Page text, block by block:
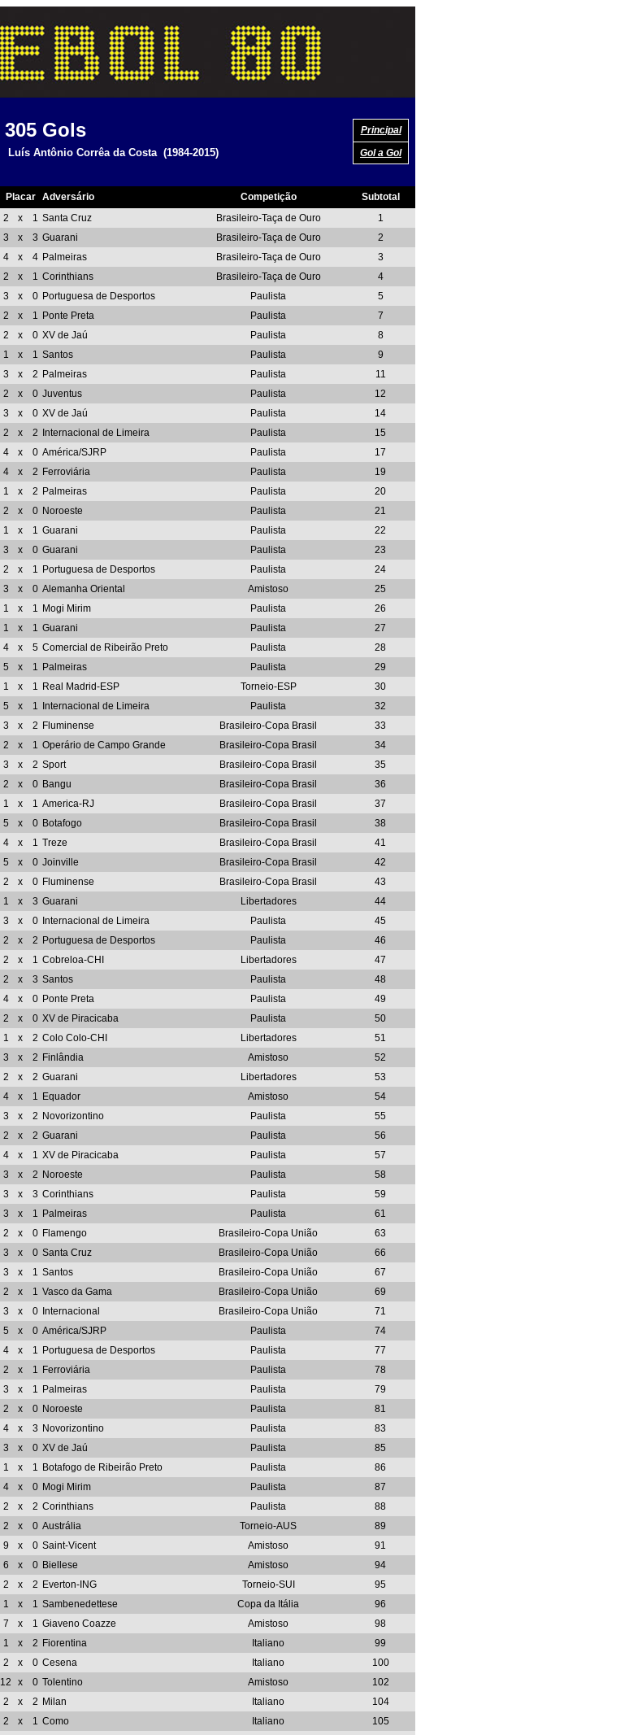
305 Gols Principal
Luís Antônio Corrêa da Costa (1984-2015) Gol a Gol
Placar Adversário Competição
Subtotal
2 x 1 Santa Cruz Brasileiro-Taça de Ouro
1
3 x 3 Guarani Brasileiro-Taça de Ouro
2
4 x 4 Palmeiras Brasileiro-Taça de Ouro
3
2 x 1 Corinthians Brasileiro-Taça de Ouro
4
3 x 0 Portuguesa de Desportos Paulista
5
2 x 1 Ponte Preta Paulista
7
2 x 0 XV de Jaú Paulista
8
1 x 1 Santos Paulista
9
3 x 2 Palmeiras Paulista
11
2 x 0 Juventus Paulista
12
3 x 0 XV de Jaú Paulista
14
2 x 2 Internacional de Limeira Paulista
15
4 x 0 América/SJRP Paulista
17
4 x 2 Ferroviária Paulista
19
1 x 2 Palmeiras Paulista
20
2 x 0 Noroeste Paulista
21
1 x 1 Guarani Paulista
22
3 x 0 Guarani Paulista
23
2 x 1 Portuguesa de Desportos Paulista
24
3 x 0 Alemanha Oriental Amistoso
25
1 x 1 Mogi Mirim Paulista
26
1 x 1 Guarani Paulista
27
4 x 5 Comercial de Ribeirão Preto Paulista
28
5 x 1 Palmeiras Paulista
29
1 x 1 Real Madrid-ESP Torneio-ESP
30
5 x 1 Internacional de Limeira Paulista
32
3 x 2 Fluminense Brasileiro-Copa Brasil
33
2 x 1 Operário de Campo Grande Brasileiro-Copa Brasil
34
3 x 2 Sport Brasileiro-Copa Brasil
35
2 x 0 Bangu Brasileiro-Copa Brasil
36
1 x 1 America-RJ Brasileiro-Copa Brasil
37
5 x 0 Botafogo Brasileiro-Copa Brasil
38
4 x 1 Treze Brasileiro-Copa Brasil
41
5 x 0 Joinville Brasileiro-Copa Brasil
42
2 x 0 Fluminense Brasileiro-Copa Brasil
43
1 x 3 Guarani Libertadores
44
3 x 0 Internacional de Limeira Paulista
45
2 x 2 Portuguesa de Desportos Paulista
46
2 x 1 Cobreloa-CHI Libertadores
47
2 x 3 Santos Paulista
48
4 x 0 Ponte Preta Paulista
49
2 x 0 XV de Piracicaba Paulista
50
1 x 2 Colo Colo-CHI Libertadores
51
3 x 2 Finlândia Amistoso
52
2 x 2 Guarani Libertadores
53
4 x 1 Equador Amistoso
54
3 x 2 Novorizontino Paulista
55
2 x 2 Guarani Paulista
56
4 x 1 XV de Piracicaba Paulista
57
3 x 2 Noroeste Paulista
58
3 x 3 Corinthians Paulista
59
3 x 1 Palmeiras Paulista
61
2 x 0 Flamengo Brasileiro-Copa União
63
3 x 0 Santa Cruz Brasileiro-Copa União
66
3 x 1 Santos Brasileiro-Copa União
67
2 x 1 Vasco da Gama Brasileiro-Copa União
69
3 x 0 Internacional Brasileiro-Copa União
71
5 x 0 América/SJRP Paulista
74
4 x 1 Portuguesa de Desportos Paulista
77
2 x 1 Ferroviária Paulista
78
3 x 1 Palmeiras Paulista
79
2 x 0 Noroeste Paulista
81
4 x 3 Novorizontino Paulista
83
3 x 0 XV de Jaú Paulista
85
1 x 1 Botafogo de Ribeirão Preto Paulista
86
4 x 0 Mogi Mirim Paulista
87
2 x 2 Corinthians Paulista
88
2 x 0 Austrália Torneio-AUS
89
9 x 0 Saint-Vicent Amistoso
91
6 x 0 Biellese Amistoso
94
2 x 2 Everton-ING Torneio-SUI
95
1 x 1 Sambenedettese Copa da Itália
96
7 x 1 Giaveno Coazze Amistoso
98
1 x 2 Fiorentina Italiano
99
2 x 0 Cesena Italiano
100
12 x 0 Tolentino Amistoso
102
2 x 2 Milan Italiano
104
2 x 1 Como Italiano
105